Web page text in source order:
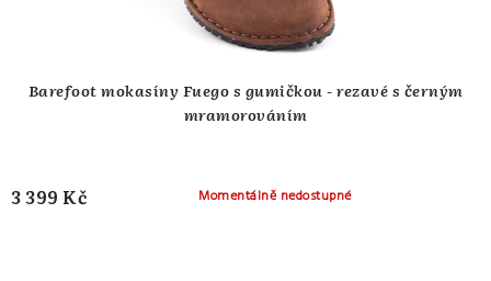
Barefoot mokasíny Fuego s gumičkou - rezavé s černým
mramorováním
Momentálně nedostupné
3 399 Kč